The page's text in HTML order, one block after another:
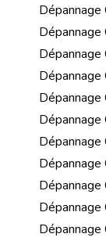
Dépannage
Dépannage
Dépannage
Dépannage
Dépannage
Dépannage
Dépannage
Dépannage
Dépannage
Dépannage